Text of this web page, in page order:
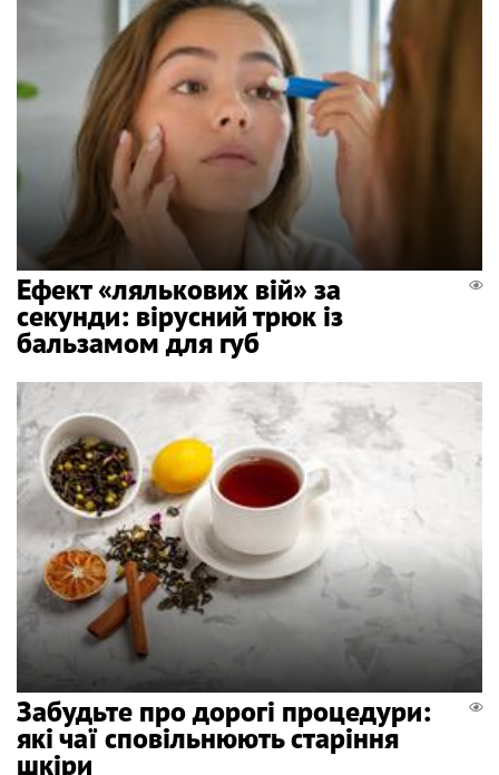
Ефект «лялькових вій» за
секунди: вірусний трюк із
бальзамом для губ
Забудьте про дорогі процедури:
які чаї сповільнюють старіння
шкіри